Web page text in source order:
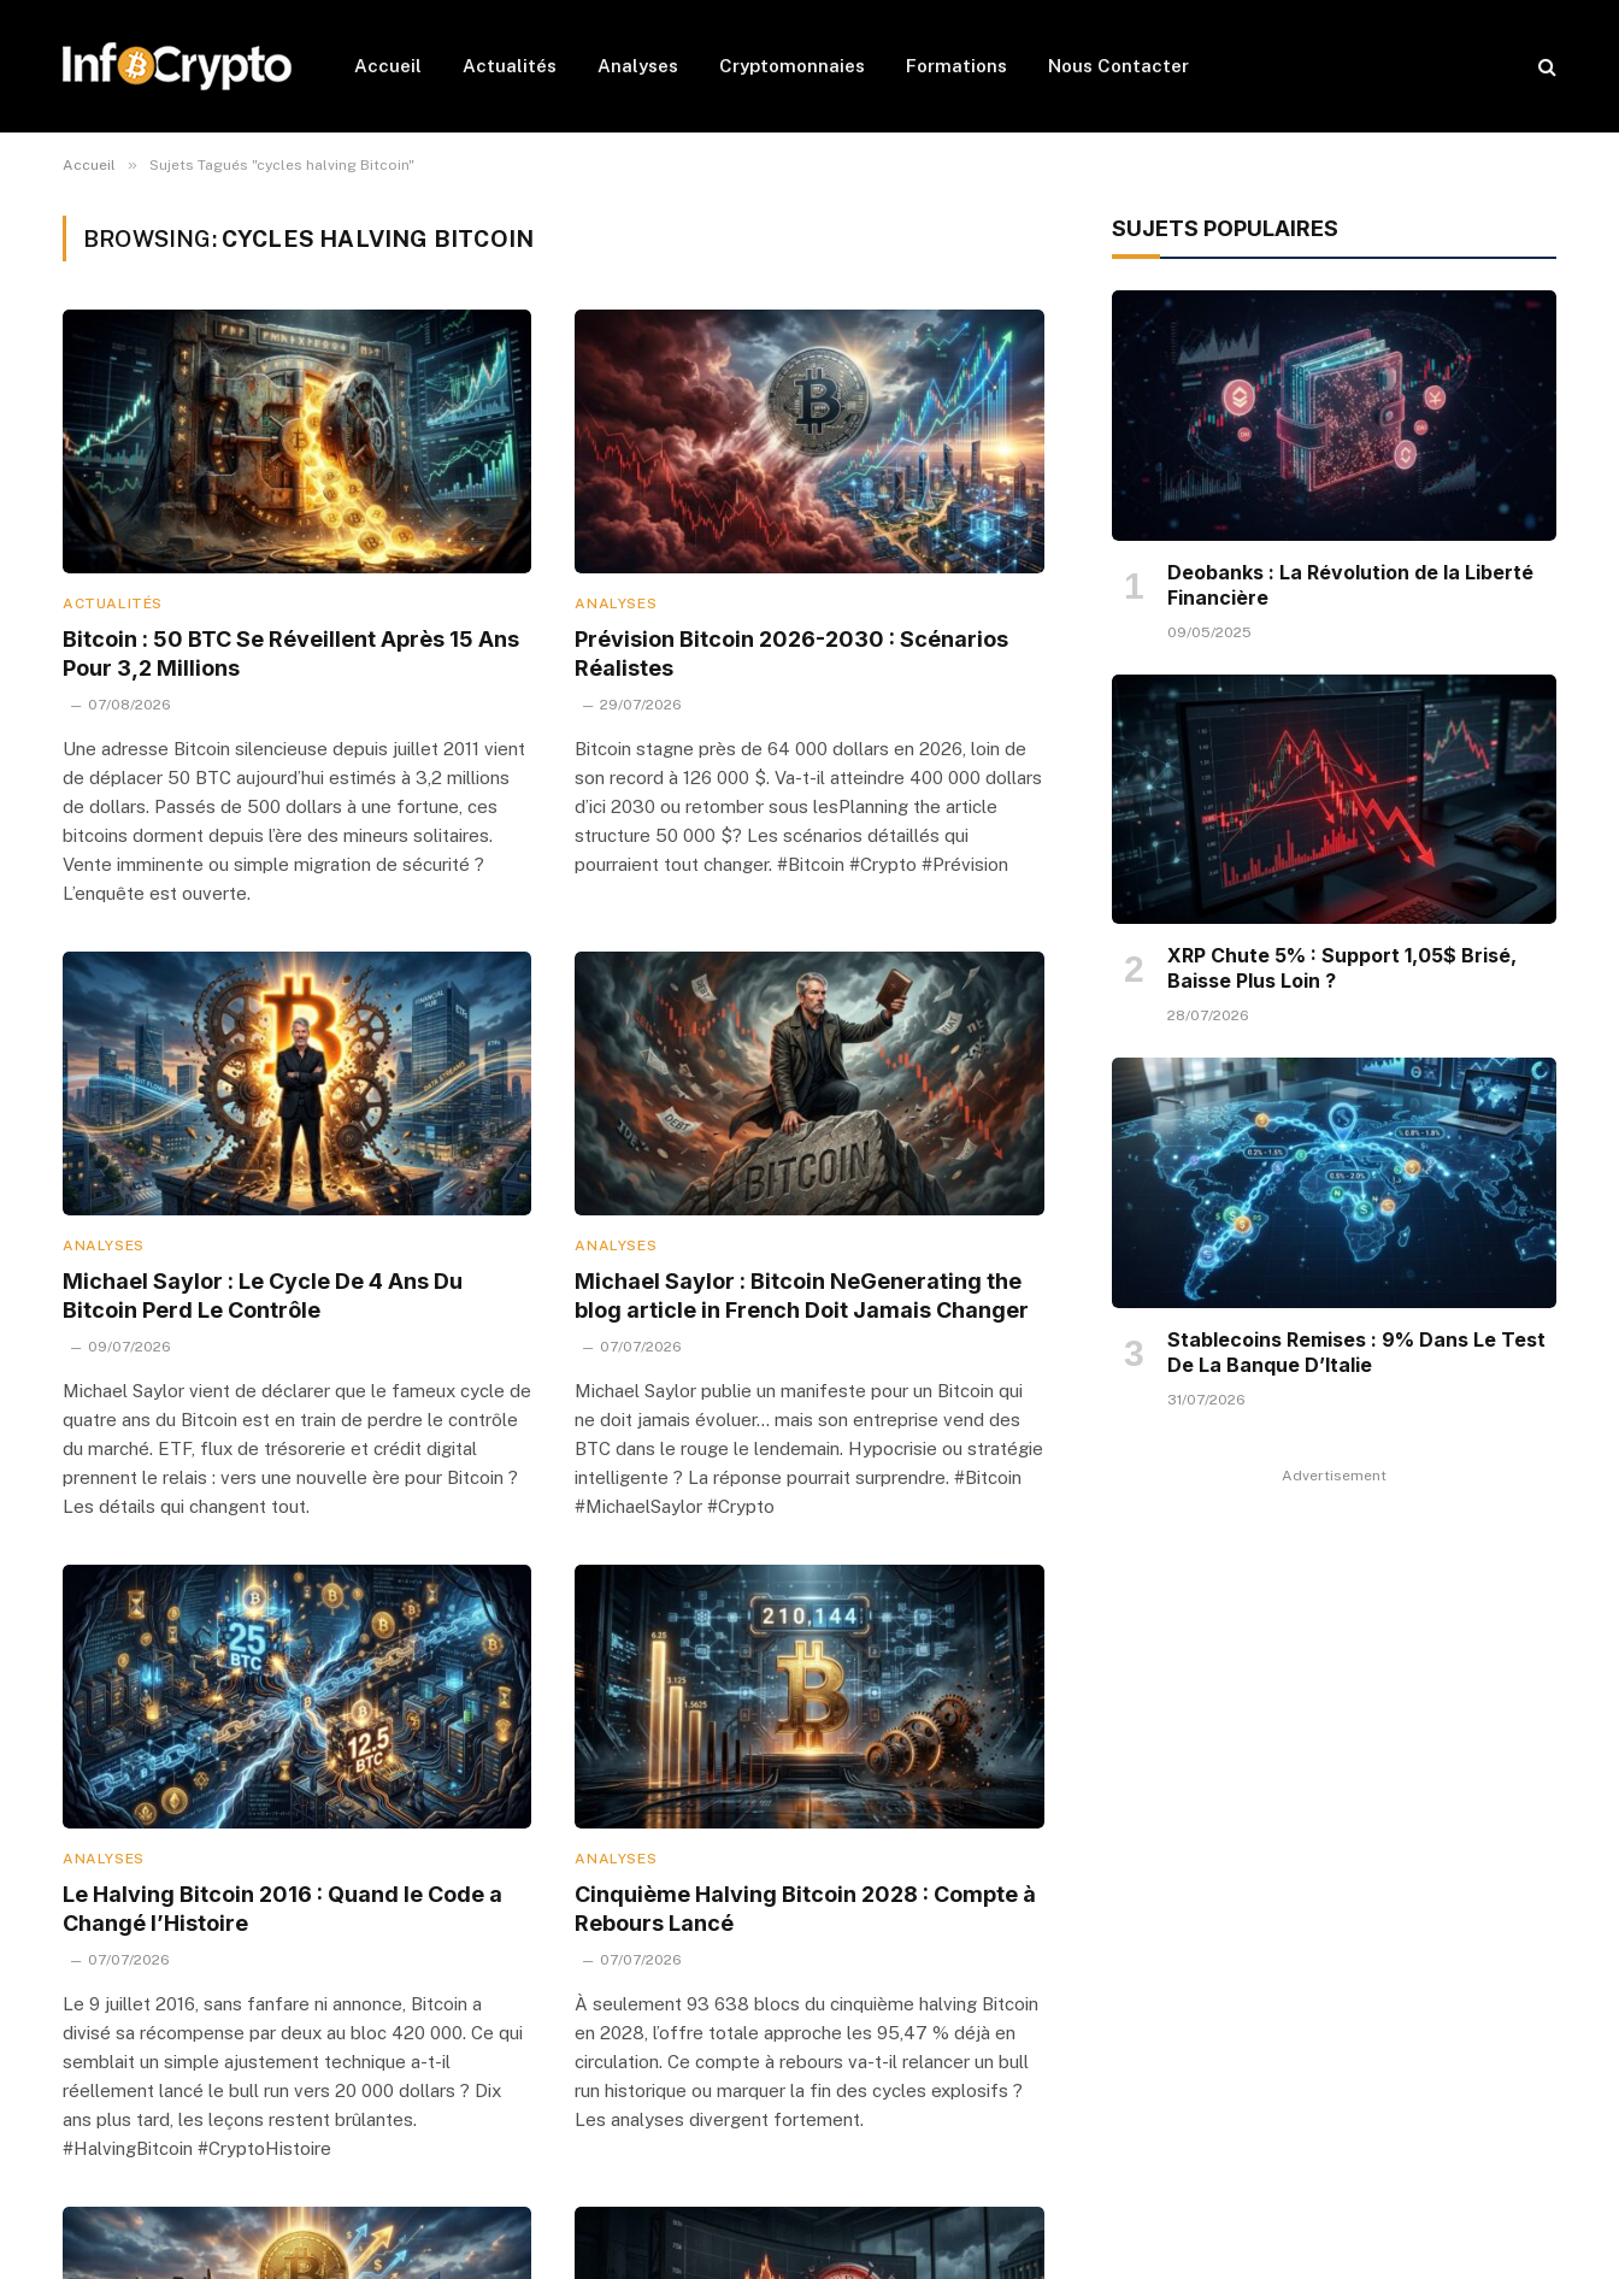
Accueil Actualités Analyses Cryptomonnaies Formations Nous Contacter
Accueil » Sujets Tagués "cycles halving Bitcoin"
BROWSING: CYCLES HALVING BITCOIN
ACTUALITÉS
Bitcoin : 50 BTC Se Réveillent Après 15 Ans
Pour 3,2 Millions
07/08/2026
Une adresse Bitcoin silencieuse depuis juillet 2011 vient
de déplacer 50 BTC aujourd’hui estimés à 3,2 millions
de dollars. Passés de 500 dollars à une fortune, ces
bitcoins dorment depuis l’ère des mineurs solitaires.
Vente imminente ou simple migration de sécurité ?
L’enquête est ouverte.
ANALYSES
Prévision Bitcoin 2026-2030 : Scénarios
Réalistes
29/07/2026
Bitcoin stagne près de 64 000 dollars en 2026, loin de
son record à 126 000 $. Va-t-il atteindre 400 000 dollars
d’ici 2030 ou retomber sous lesPlanning the article
structure 50 000 $? Les scénarios détaillés qui
pourraient tout changer. #Bitcoin #Crypto #Prévision
ANALYSES
Michael Saylor : Le Cycle De 4 Ans Du
Bitcoin Perd Le Contrôle
09/07/2026
Michael Saylor vient de déclarer que le fameux cycle de
quatre ans du Bitcoin est en train de perdre le contrôle
du marché. ETF, flux de trésorerie et crédit digital
prennent le relais : vers une nouvelle ère pour Bitcoin ?
Les détails qui changent tout.
ANALYSES
Michael Saylor : Bitcoin NeGenerating the
blog article in French Doit Jamais Changer
07/07/2026
Michael Saylor publie un manifeste pour un Bitcoin qui
ne doit jamais évoluer… mais son entreprise vend des
BTC dans le rouge le lendemain. Hypocrisie ou stratégie
intelligente ? La réponse pourrait surprendre. #Bitcoin
#MichaelSaylor #Crypto
ANALYSES
Le Halving Bitcoin 2016 : Quand le Code a
Changé l’Histoire
07/07/2026
Le 9 juillet 2016, sans fanfare ni annonce, Bitcoin a
divisé sa récompense par deux au bloc 420 000. Ce qui
semblait un simple ajustement technique a-t-il
réellement lancé le bull run vers 20 000 dollars ? Dix
ans plus tard, les leçons restent brûlantes.
#HalvingBitcoin #CryptoHistoire
ANALYSES
Cinquième Halving Bitcoin 2028 : Compte à
Rebours Lancé
07/07/2026
À seulement 93 638 blocs du cinquième halving Bitcoin
en 2028, l’offre totale approche les 95,47 % déjà en
circulation. Ce compte à rebours va-t-il relancer un bull
run historique ou marquer la fin des cycles explosifs ?
Les analyses divergent fortement.
SUJETS POPULAIRES
Deobanks : La Révolution de la Liberté
Financière
09/05/2025
XRP Chute 5% : Support 1,05$ Brisé,
Baisse Plus Loin ?
28/07/2026
Stablecoins Remises : 9% Dans Le Test
De La Banque D’Italie
31/07/2026
Advertisement